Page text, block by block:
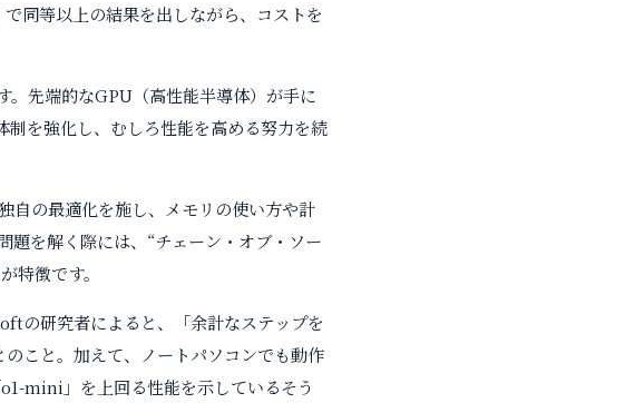
同等以上の結果を出しながら、コストを
。先端的なGPU（高性能半導体）が手に
を強化し、むしろ性能を高める努力を続
の最適化を施し、メモリの使い方や計
題を解く際には、“チェーン・オブ・ソー
特徴です。
の研究者によると、「余計なステップを
こと。加えて、ノートパソコンでも動作
mini」を上回る性能を示しているそう